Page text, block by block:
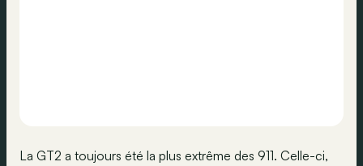
La GT2 a toujours été la plus extrême des 911. Celle-ci,